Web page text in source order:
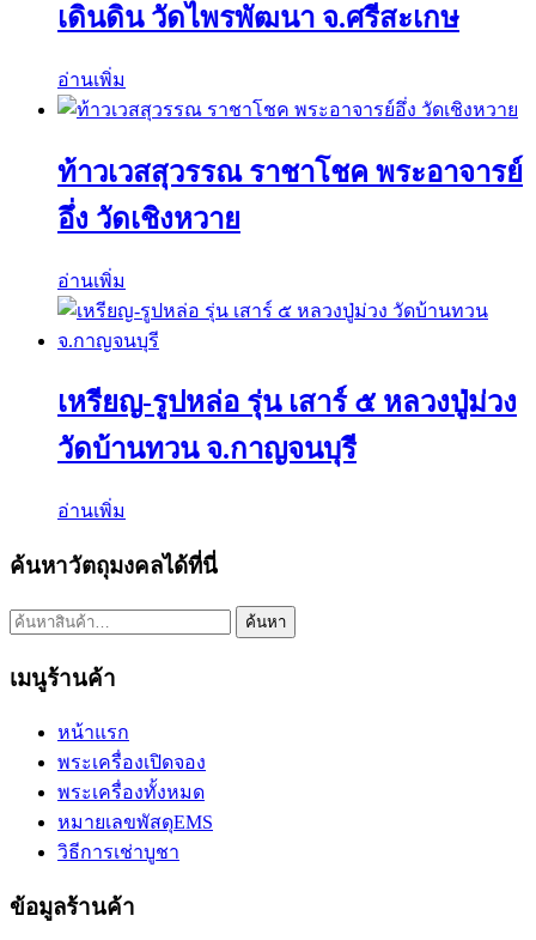
เดินดิน วัดไพรพัฒนา จ.ศรีสะเกษ
อ่านเพิ่ม
ท้าวเวสสุวรรณ ราชาโชค พระอาจารย์
อึ่ง วัดเชิงหวาย
อ่านเพิ่ม
เหรียญ-รูปหล่อ รุ่น เสาร์ ๕ หลวงปู่ม่วง
วัดบ้านทวน จ.กาญจนบุรี
อ่านเพิ่ม
ค้นหาวัตถุมงคลได้ที่นี่
ค้นหา: ค้นหา
เมนูร้านค้า
หน้าแรก
พระเครื่องเปิดจอง
พระเครื่องทั้งหมด
หมายเลขพัสดุEMS
วิธีการเช่าบูชา
ข้อมูลร้านค้า